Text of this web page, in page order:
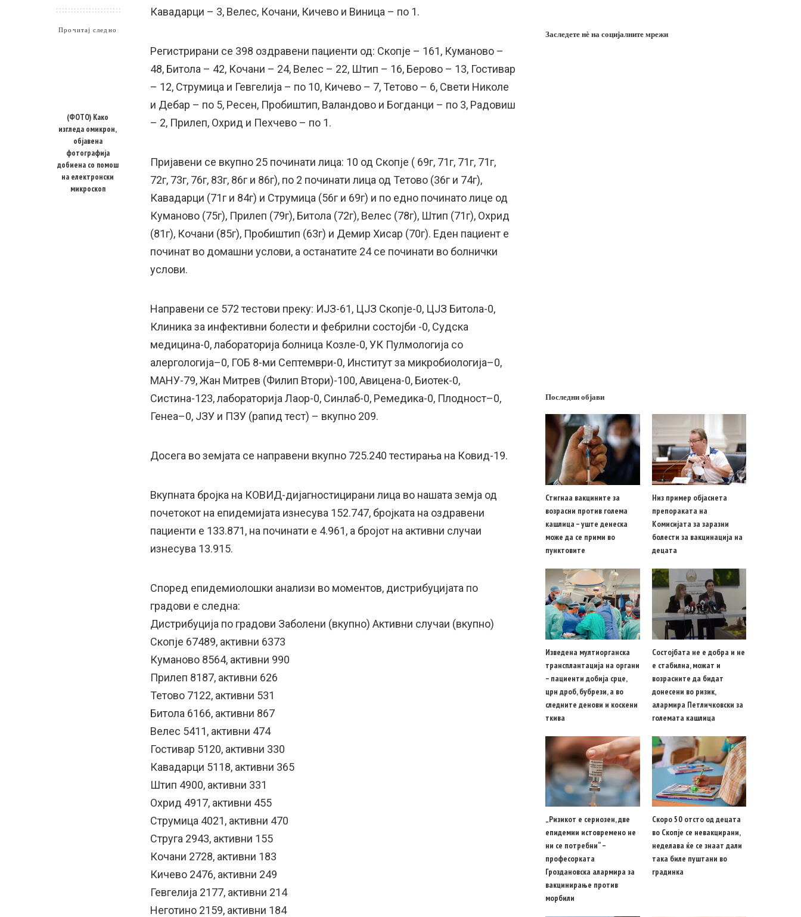
Прочитај следно
(ФОТО) Како
изгледа омикрон,
објавена
фотографија
добиена со помош
на електронски
микроскоп
Кавадарци – 3, Велес, Кочани, Кичево и Виница – по 1.
Регистрирани се 398 оздравени пациенти од: Скопје – 161, Куманово –
48, Битола – 42, Кочани – 24, Велес – 22, Штип – 16, Берово – 13, Гостивар
– 12, Струмица и Гевгелија – по 10, Кичево – 7, Тетово – 6, Свети Николе
и Дебар – по 5, Ресен, Пробиштип, Валандово и Богданци – по 3, Радовиш
– 2, Прилеп, Охрид и Пехчево – по 1.
Пријавени се вкупно 25 починати лица: 10 од Скопје ( 69г, 71г, 71г, 71г,
72г, 73г, 76г, 83г, 86г и 86г), по 2 починати лица од Тетово (36г и 74г),
Кавадарци (71г и 84г) и Струмица (56г и 69г) и по едно починато лице од
Куманово (75г), Прилеп (79г), Битола (72г), Велес (78г), Штип (71г), Охрид
(81г), Кочани (85г), Пробиштип (63г) и Демир Хисар (70г). Еден пациент е
починат во домашни услови, а останатите 24 се починати во болнички
услови.
Направени се 572 тестови преку: ИЈЗ-61, ЦЈЗ Скопје-0, ЦЈЗ Битола-0,
Клиника за инфективни болести и фебрилни состојби -0, Судска
медицина-0, лабораторија болница Козле-0, УК Пулмологија со
алергологија–0, ГОБ 8-ми Септември-0, Институт за микробиологија–0,
МАНУ-79, Жан Митрев (Филип Втори)-100, Авицена-0, Биотек-0,
Систина-123, лабораторија Лаор-0, Синлаб-0, Ремедика-0, Плодност–0,
Генеа–0, ЈЗУ и ПЗУ (рапид тест) – вкупно 209.
Досега во земјата се направени вкупно 725.240 тестирања на Ковид-19.
Вкупната бројка на КОВИД-дијагностицирани лица во нашата земја од
почетокот на епидемијата изнесува 152.747, бројката на оздравени
пациенти е 133.871, на починати е 4.961, а бројот на активни случаи
изнесува 13.915.
Според епидемиолошки анализи во моментов, дистрибуцијата по
градови е следна:
Дистрибуција по градови Заболени (вкупно) Активни случаи (вкупно)
Скопје 67489, активни 6373
Куманово 8564, активни 990
Прилеп 8187, активни 626
Тетово 7122, активни 531
Битола 6166, активни 867
Велес 5411, активни 474
Гостивар 5120, активни 330
Кавадарци 5118, активни 365
Штип 4900, активни 331
Охрид 4917, активни 455
Струмица 4021, активни 470
Струга 2943, активни 155
Кочани 2728, активни 183
Кичево 2476, активни 249
Гевгелија 2177, активни 214
Неготино 2159, активни 184
Заследете нѐ на социјалните мрежи
Последни објави
Стигнаа вакцините за
возрасни против голема
кашлица – уште денеска
може да се прими во
пунктовите
Низ пример објаснета
препораката на
Комисијата за заразни
болести за вакцинација на
децата
Изведена мултиорганска
трансплантација на органи
– пациенти добија срце,
црн дроб, бубрези, а во
следните денови и коскени
ткива
Состојбата не е добра и не
е стабилна, можат и
возрасните да бидат
донесени во ризик,
алармира Петличковски за
големата кашлица
„Ризикот е сериозен, две
епидемии истовремено не
ни се потребни“ –
професорката
Гроздановска алармира за
вакцинирање против
морбили
Скоро 50 отсто од децата
во Скопје се невакцирани,
неделава ќе се знаат дали
така биле пуштани во
градинка